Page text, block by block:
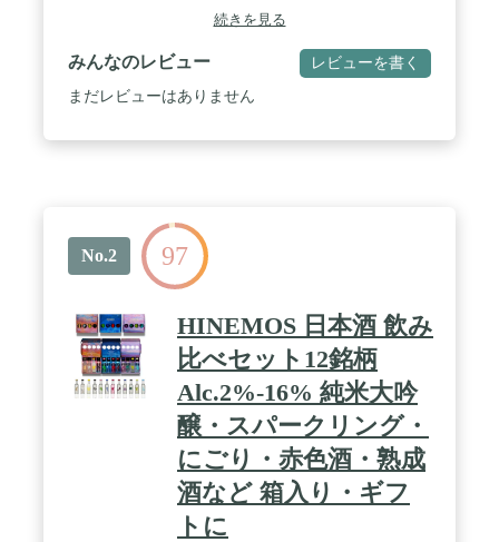
な口当たり。口中には優しい甘味や旨味が広がり、
炭酸ガスが味わい全体を引き締め、後味は軽やかで
ドライな印象。喉を潤し、胃腸を刺激し、食欲を掻
き立てます。 楽しいパーティの始まる乾杯の一杯
に。 / 特徴：お米の細かな粒や酵母が混ざっている
ピングもギフト設定から選択可能です / 時間帯でオ
ススメの日本酒を飲む"というシンプルで、新しい
スタイルの日本酒 「HINEMOS」（ひねもす）とは
「全ての時間」という言葉。HINEMOSがあなたの
全ての時間に寄り添い、素敵な時間を演出します。
全時間帯を飲むと、自然にさまざまな種類の日本酒
を体験することができます。 ひとつひとつの銘柄は
全く異なる味わいです。スパークリング、にごり
酒、パイナップルやマスカットのようなフルーティ
ーな香りがするもの、またはデザートワインのよう
に花蜜を思わせる濃醇なものなど、新感覚な日本酒
から、伝統的でクラシックな味わいなものまで幅広
く構成されています。 ・一部商品を除き、配送時に
品質に変化がないと判断した時期は、常温配送を行
っております。 （一部商品除く）。 ・到着後は、
ボトル開封前であっても日光・温度による品質低下
続きを見る
みんなのレビュー レビューを書く
まだレビューはありません
No.2 97
HINEMOS 日本酒 飲み
比べセット12銘柄
Alc.2%-16% 純米大吟
醸・スパークリング・
にごり・赤色酒・熟成
酒など 箱入り・ギフ
トに